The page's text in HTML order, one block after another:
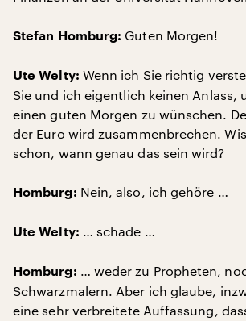
Stefan Homburg: Guten Morgen!
Ute Welty: Wenn ich Sie richtig
Sie und ich eigentlich keinen Anlass,
einen guten Morgen zu wünschen.
der Euro wird zusammenbrechen.
schon, wann genau das sein wird?
Homburg: Nein, also, ich gehöre …
Ute Welty: … schade …
Homburg: … weder zu Propheten,
Schwarzmalern. Aber ich glaube,
eine sehr verbreitete Auffassung,